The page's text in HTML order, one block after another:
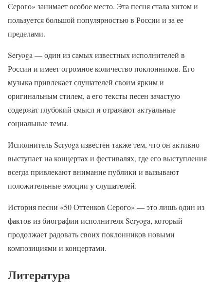
Серого» занимает особое место. Эта песня стала хитом и
пользуется большой популярностью в России и за ее
пределами.
Seryoga — один из самых известных исполнителей в
России и имеет огромное количество поклонников. Его
музыка привлекает слушателей своим ярким и
оригинальным стилем, а его тексты песен зачастую
содержат глубокий смысл и отражают актуальные
социальные темы.
Исполнитель Seryoga известен также тем, что он активно
выступает на концертах и фестивалях, где его выступления
всегда привлекают внимание публики и вызывают
положительные эмоции у слушателей.
История песни «50 Оттенков Серого» — это лишь один из
фактов из биографии исполнителя Seryoga, который
продолжает радовать своих поклонников новыми
композициями и концертами.
Литература